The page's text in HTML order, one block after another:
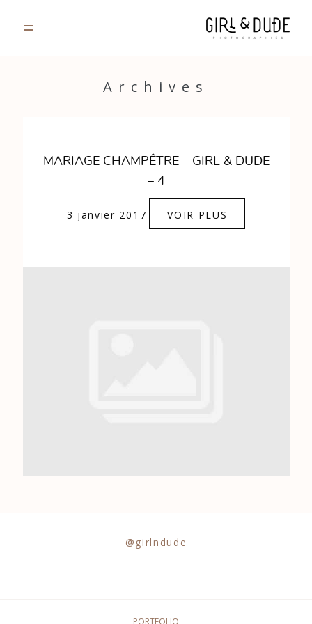
Archives
MARIAGE CHAMPÊTRE – GIRL & DUDE
– 4
3 janvier 2017 VOIR PLUS
INFOS
CONTACT
GALERIES PRIVÉES
@girlndude
PORTFOLIO